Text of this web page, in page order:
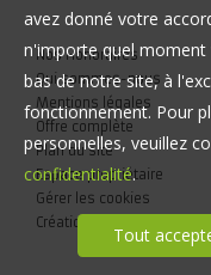
Nos Honoraires
Qui sommes-nous
Mentions légales
Offre complète
Plan du site
Espace propriétaire
Gérer les cookies
Création site internet
avez donné votre
n'importe quel moment
bas de notre site, à
fonctionnement. Pour
personnelles, veuillez
confidentialité.
Tout